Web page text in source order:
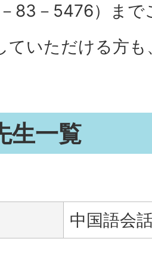
－83－5476）ま
ていただける方
生一覧
中国語会